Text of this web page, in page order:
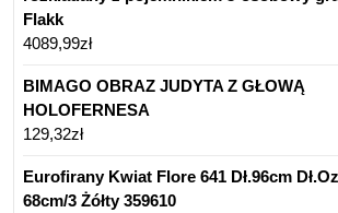
Flakk
4089,99zł
BIMAGO OBRAZ JUDYTA Z GŁOWĄ
HOLOFERNESA
129,32zł
Eurofirany Kwiat Flore 641 Dł.96cm
68cm/3 Żółty 359610